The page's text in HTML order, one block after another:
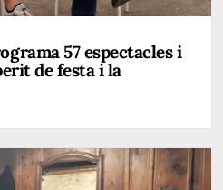
57 espectacles i
de festa i la